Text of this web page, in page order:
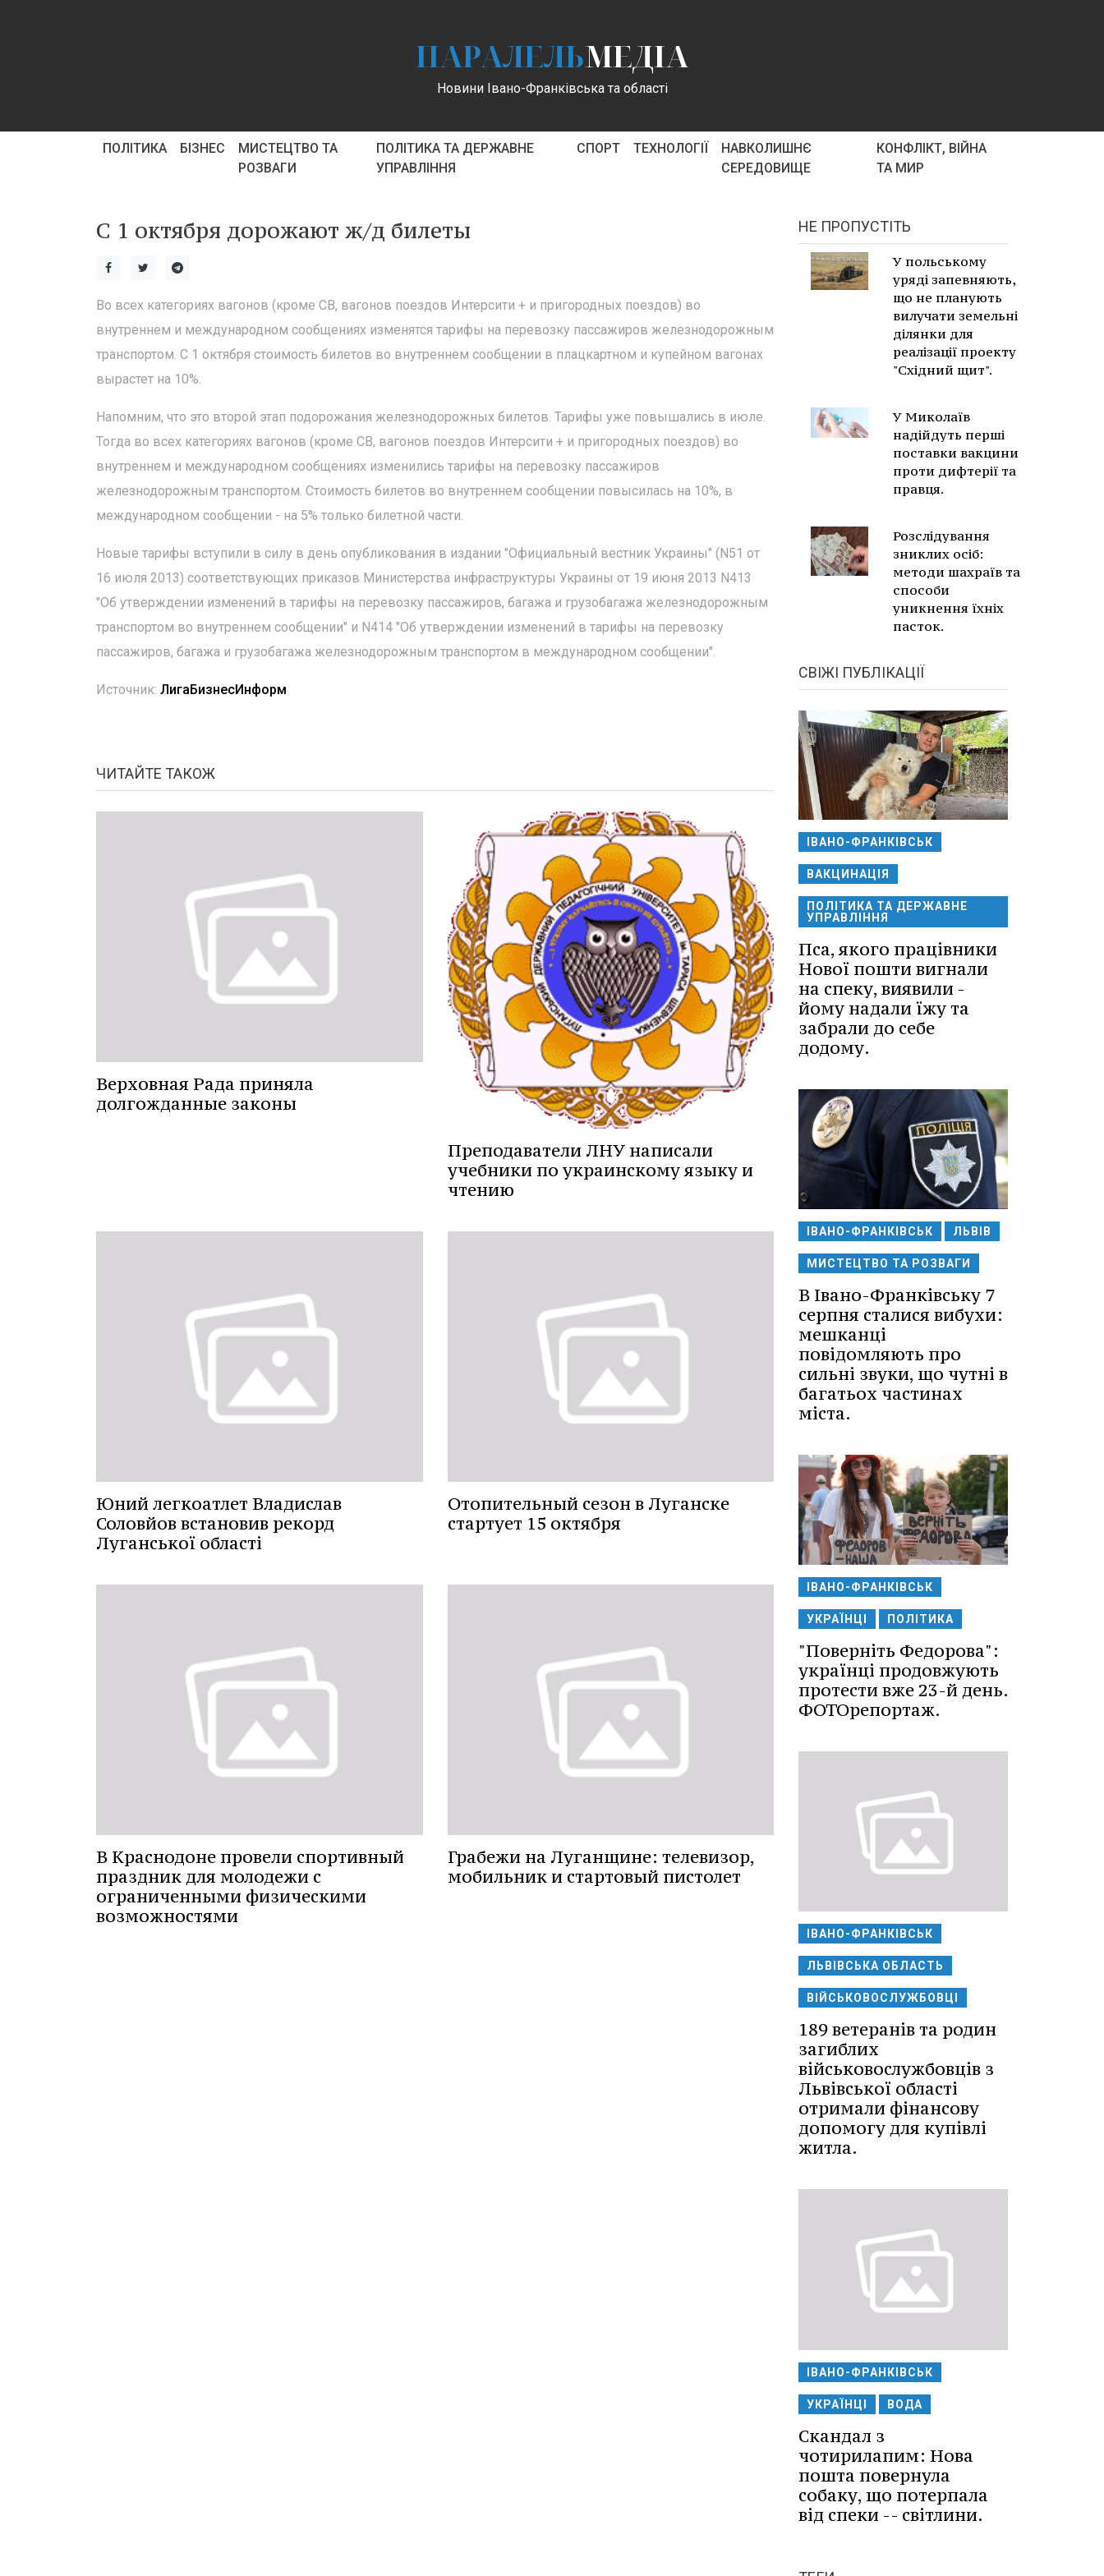
ПАРАЛЕЛЬМЕДІА
Новини Івано-Франківська та області
ПОЛІТИКА БІЗНЕС
МИСТЕЦТВО ТА
РОЗВАГИ
ПОЛІТИКА ТА ДЕРЖАВНЕ
УПРАВЛІННЯ
СПОРТ ТЕХНОЛОГІЇ
НАВКОЛИШНЄ
СЕРЕДОВИЩЕ
КОНФЛІКТ, ВІЙНА
ТА МИР
С 1 октября дорожают ж/д билеты
Во всех категориях вагонов (кроме СВ, вагонов поездов Интерсити + и пригородных поездов) во
внутреннем и международном сообщениях изменятся тарифы на перевозку пассажиров железнодорожным
транспортом. С 1 октября стоимость билетов во внутреннем сообщении в плацкартном и купейном вагонах
вырастет на 10%.
Напомним, что это второй этап подорожания железнодорожных билетов. Тарифы уже повышались в июле.
Тогда во всех категориях вагонов (кроме СВ, вагонов поездов Интерсити + и пригородных поездов) во
внутреннем и международном сообщениях изменились тарифы на перевозку пассажиров
железнодорожным транспортом. Стоимость билетов во внутреннем сообщении повысилась на 10%, в
международном сообщении - на 5% только билетной части.
Новые тарифы вступили в силу в день опубликования в издании "Официальный вестник Украины" (N51 от
16 июля 2013) соответствующих приказов Министерства инфраструктуры Украины от 19 июня 2013 N413
"Об утверждении изменений в тарифы на перевозку пассажиров, багажа и грузобагажа железнодорожным
транспортом во внутреннем сообщении" и N414 "Об утверждении изменений в тарифы на перевозку
пассажиров, багажа и грузобагажа железнодорожным транспортом в международном сообщении".
Источник: ЛигаБизнесИнформ
ЧИТАЙТЕ ТАКОЖ
Верховная Рада приняла
долгожданные законы
Преподаватели ЛНУ написали
учебники по украинскому языку и
чтению
Юний легкоатлет Владислав
Соловйов встановив рекорд
Луганської області
Отопительный сезон в Луганске
стартует 15 октября
В Краснодоне провели спортивный
праздник для молодежи с
ограниченными физическими
возможностями
Грабежи на Луганщине: телевизор,
мобильник и стартовый пистолет
НЕ ПРОПУСТІТЬ
У польському
уряді запевняють,
що не планують
вилучати земельні
ділянки для
реалізації проекту
"Східний щит".
У Миколаїв
надійдуть перші
поставки вакцини
проти дифтерії та
правця.
Розслідування
зниклих осіб:
методи шахраїв та
способи
уникнення їхніх
пасток.
СВІЖІ ПУБЛІКАЦІЇ
ІВАНО-ФРАНКІВСЬК
ВАКЦИНАЦІЯ
ПОЛІТИКА ТА ДЕРЖАВНЕ
УПРАВЛІННЯ
Пса, якого працівники
Нової пошти вигнали
на спеку, виявили -
йому надали їжу та
забрали до себе
додому.
ІВАНО-ФРАНКІВСЬК ЛЬВІВ
МИСТЕЦТВО ТА РОЗВАГИ
В Івано-Франківську 7
серпня сталися вибухи:
мешканці
повідомляють про
сильні звуки, що чутні в
багатьох частинах
міста.
ІВАНО-ФРАНКІВСЬК
УКРАЇНЦІ ПОЛІТИКА
"Поверніть Федорова":
українці продовжують
протести вже 23-й день.
ФОТОрепортаж.
ІВАНО-ФРАНКІВСЬК
ЛЬВІВСЬКА ОБЛАСТЬ
ВІЙСЬКОВОСЛУЖБОВЦІ
189 ветеранів та родин
загиблих
військовослужбовців з
Львівської області
отримали фінансову
допомогу для купівлі
житла.
ІВАНО-ФРАНКІВСЬК
УКРАЇНЦІ ВОДА
Скандал з
чотирилапим: Нова
пошта повернула
собаку, що потерпала
від спеки -- світлини.